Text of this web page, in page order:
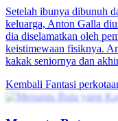
Setelah ibunya dibunuh
keluarga, Anton Galla
dia diselamatkan oleh
keistimewaan fisiknya.
kakak seniornya dan
Kembali Fantasi